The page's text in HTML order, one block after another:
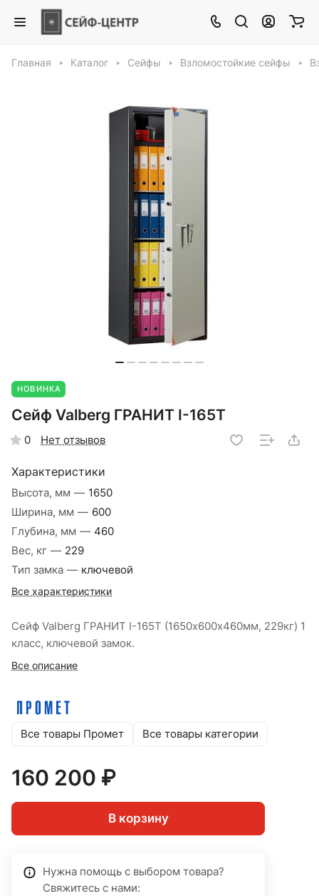
Главная Каталог Сейфы Взломостойкие сейфы
НОВИНКА
Сейф Valberg ГРАНИТ I-165T
0 Нет отзывов
Характеристики
Высота, мм — 1650
Ширина, мм — 600
Глубина, мм — 460
Вес, кг — 229
Тип замка — ключевой
Все характеристики
Сейф Valberg ГРАНИТ I-165T (1650х600х460мм, 229кг) 1
класс, ключевой замок.
Все описание
Все товары Промет Все товары категории
160 200 ₽
В корзину
Нужна помощь с выбором товара?
Свяжитесь с нами: